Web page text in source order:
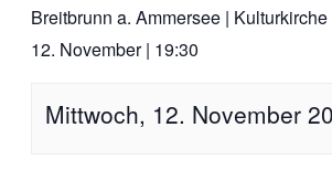
Breitbrunn a. Ammersee | Kulturkirche
12. November | 19:30
Mittwoch, 12. November